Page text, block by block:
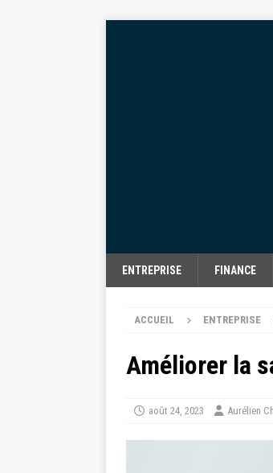
ENTREPRISE FINANCE
ACCUEIL ENTREPRISE
Améliorer la
août 24, 2023 Aurélien